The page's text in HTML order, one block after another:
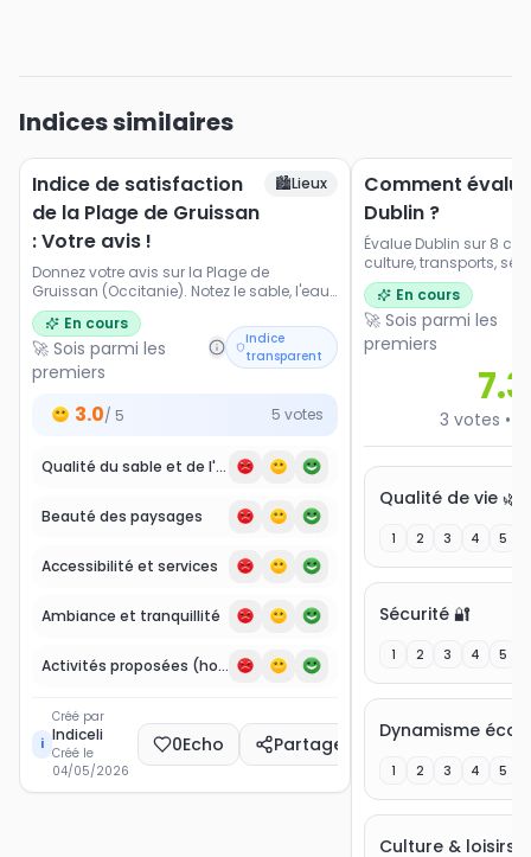
Indices similaires
Indice de satisfaction
de la Plage de Gruissan
: Votre avis !
🏙️Lieux
Donnez votre avis sur la Plage de
Gruissan (Occitanie). Notez le sable, l'eau,
les paysages, l'accessibilité, l'ambiance
et les activités proposées.
En cours
🚀 Sois parmi les
premiers
Indice
transparent
3.0/ 5 5 votes
Qualité du sable et de l'eau
Beauté des paysages
Accessibilité et services
Ambiance et tranquillité
Activités proposées (hors baignade)
i
Créé par
Indiceli
Créé le
04/05/2026
0Echo Partager
Comment
Dublin ?
Évalue Dublin sur 8
culture, transports,
gastronomie,
En cours
🚀 Sois parmi les
premiers
7.3
3 votes •
Qualité de vie 🌿
1 2 3 4 5
Sécurité 🔐
1 2 3 4 5
1 2 3 4 5
Culture & loisirs